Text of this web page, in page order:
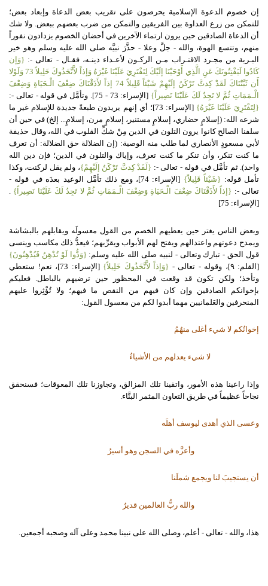
إن خصوم الدعوة الإسلامية يحرصون على تقريب بعض الدعاة وإبعاد بعض؛
للتمكن من زرع العداوة بين الفريقين والتمكن من ضرب بعضهم ببعض. ولا شك
أن الدعاة الصادقين حين يرون ارتماء الآخرين في أحضان الخصوم يزدادون نفوراً
منهم، وتتسع الهوة، والله - جلَّ وعلا - حذَّرَ نبيَّه صلى الله عليه وسلم وهو خير
البـرية من مجـرد الاقتـراب مـن الركـون لأعـداء دينـه، فقـال - تعالى -: {وَإن
كَادُوا لَيَفْتِنُونَكَ عَنِ الَّذِي أَوْحَيْنَا إلَيْكَ لِتَفْتَرِيَ عَلَيْنَا غَيْرَهُ وَإذاً لاَّتَّخَذُوكَ خَلِيلاً 73 وَلَوْلا
أَن ثَبَّتْنَاكَ لَقَدْ كِدتَّ تَرْكَنُ إلَيْهِمْ شَيْئاً قَلِيلاً 74 إذاً لأَذَقْنَاكَ ضِعْفَ الْـحَيَاةِ وَضِعْفَ
الْـمَمَاتِ ثُمَّ لا تَجِدُ لَكَ عَلَيْنَا نَصِيراً} [الإسراء: 73 - 75]. وتأمَّل في قوله - تعالى -:
{لِتَفْتَرِيَ عَلَيْنَا غَيْرَهُ}
[الإسراء: 73]؛ أي إنهم يريدون طبعةً جديدة للإسلام غير ما
شرعه الله: (إسلامٍ حضاري، إسلامٍ مستنير، إسلامٍ مرن، إسلامٍ... إلخ) في حين أن
سلفنا الصالح كانوا يرون التلون في الدين مِنْ شكِّ القلوب في الله، وقال حذيفة
لأبي مسعودٍ الأنصاري لما طلب منه الوصية: (إن الضلالة حق الضلالة: أن تعرف
ما كنت تنكر، وأن تنكر ما كنت تعرف، وإياك والتلون في الدين؛ فإن دين الله
واحد). ثم تأمَّل في قوله - تعالى -: {لَقَدْ كِدتَّ تَرْكَنُ إلَيْهِمْ}، ولم يقل لركنت، وكذا
تأمل قوله: {شَيْئاً قَلِيلاً}
[الإسراء: 74]، ومع ذلك تأمَّل الوعيد بعدَه في قوله -
تعالى -: {إذاً لأَذَقْنَاكَ ضِعْفَ الْـحَيَاةِ وَضِعْفَ الْـمَمَاتِ ثُمَّ لا تَجِدُ لَكَ عَلَيْنَا نَصِيراً} .
[الإسراء: 75]
وبعض الناس يغتر حين يعطيهم الخصم من القول معسولَه ويقابلهم بالبشاشة
ويمدح دعوتهم واعتدالهم ويفتح لهم الأبواب ويقرِّبهم؛ فيعدُّ ذلك مكاسب وينسى
قول الحق - تبارك وتعالى - لنبيه صلى الله عليه وسلم: {وَدُّوا لَوْ تُدْهِنُ فَيُدْهِنُونَ}
[القلم: ٩]، وقوله - تعالى -
{وَإذاً لاَّتَّخَذُوكَ خَلِيلاً}
[الإسراء: 73]، نعم! ستعطي
وتأخذ؛ ولكن تكون قد وقعت في المحظور حين ترضيهم بالباطل. فعليكم
بإخوانكم الصادقين وإن كان فيهم من النقص ما فيهم؛ ولا تُؤْثِروا عليهم
المنحرفين والعَلمانيين مهما أبدوا لكم من معسول القول:
إخوانُكم لا شيء أغلى منهُمُ
لا شيء يعدلهم من الأشياءُ
وإذا راعينا هذه الأمور، واتقينا تلك المزالق، وتجاوزنا تلك المعوقات؛ فسنحقق
نجاحاً عظيماً في طريق التعاون المثمر البنَّاء.
وعسى الذي أهدى ليوسف أهلَه
وأعزَّه في السجن وهو أسيرُ
أن يستجيبَ لنا ويجمع شملَنا
والله ربُّ العالمين قديرُ
هذا، والله - تعالى - أعلم، وصلى الله على نبينا محمد وعلى آله وصحبه أجمعين.